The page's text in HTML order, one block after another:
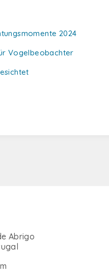
2024
Vogelbeobachter
Abrigo